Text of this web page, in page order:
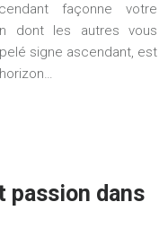
façonne votre
dont les autres vous
signe ascendant, est
passion dans